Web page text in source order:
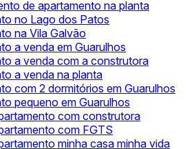
de apartamento na planta
no Lago dos Patos
na Vila Galvão
a venda em Guarulhos
a venda com a construtora
a venda na planta
com 2 dormitórios em Guarulhos
pequeno em Guarulhos
com construtora
com FGTS
minha casa minha vida